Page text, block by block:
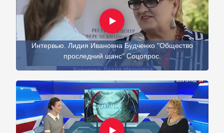
Интервью. Лидия Ивановна Будченко "Общество
проследний шанс" Соцопрос.